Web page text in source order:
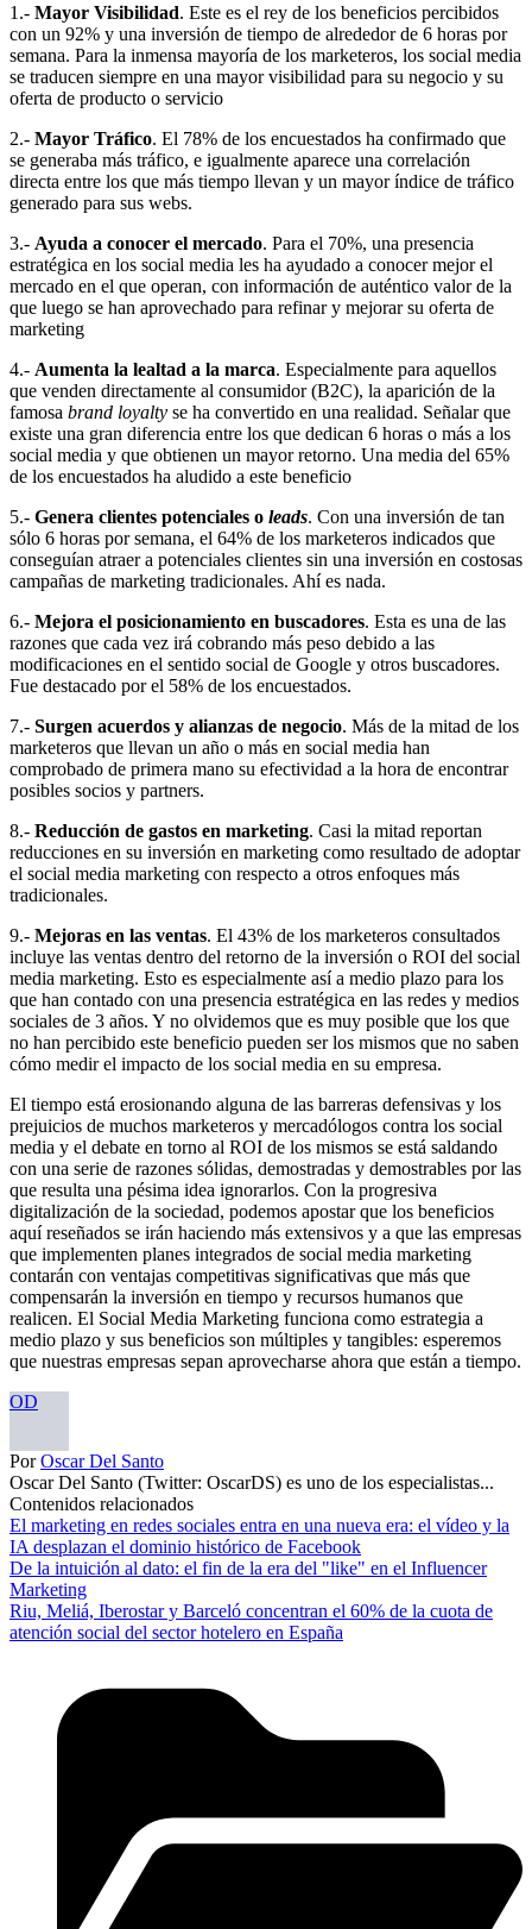
1.- Mayor Visibilidad. Este es el rey de los beneficios percibidos
con un 92% y una inversión de tiempo de alrededor de 6 horas por
semana. Para la inmensa mayoría de los marketeros, los social media
se traducen siempre en una mayor visibilidad para su negocio y su
oferta de producto o servicio
2.- Mayor Tráfico. El 78% de los encuestados ha confirmado que
se generaba más tráfico, e igualmente aparece una correlación
directa entre los que más tiempo llevan y un mayor índice de tráfico
generado para sus webs.
3.- Ayuda a conocer el mercado. Para el 70%, una presencia
estratégica en los social media les ha ayudado a conocer mejor el
mercado en el que operan, con información de auténtico valor de la
que luego se han aprovechado para refinar y mejorar su oferta de
marketing
4.- Aumenta la lealtad a la marca. Especialmente para aquellos
que venden directamente al consumidor (B2C), la aparición de la
famosa brand loyalty se ha convertido en una realidad. Señalar que
existe una gran diferencia entre los que dedican 6 horas o más a los
social media y que obtienen un mayor retorno. Una media del 65%
de los encuestados ha aludido a este beneficio
5.- Genera clientes potenciales o leads. Con una inversión de tan
sólo 6 horas por semana, el 64% de los marketeros indicados que
conseguían atraer a potenciales clientes sin una inversión en costosas
campañas de marketing tradicionales. Ahí es nada.
6.- Mejora el posicionamiento en buscadores. Esta es una de las
razones que cada vez irá cobrando más peso debido a las
modificaciones en el sentido social de Google y otros buscadores.
Fue destacado por el 58% de los encuestados.
7.- Surgen acuerdos y alianzas de negocio. Más de la mitad de los
marketeros que llevan un año o más en social media han
comprobado de primera mano su efectividad a la hora de encontrar
posibles socios y partners.
8.- Reducción de gastos en marketing. Casi la mitad reportan
reducciones en su inversión en marketing como resultado de adoptar
el social media marketing con respecto a otros enfoques más
tradicionales.
9.- Mejoras en las ventas. El 43% de los marketeros consultados
incluye las ventas dentro del retorno de la inversión o ROI del social
media marketing. Esto es especialmente así a medio plazo para los
que han contado con una presencia estratégica en las redes y medios
sociales de 3 años. Y no olvidemos que es muy posible que los que
no han percibido este beneficio pueden ser los mismos que no saben
cómo medir el impacto de los social media en su empresa.
El tiempo está erosionando alguna de las barreras defensivas y los
prejuicios de muchos marketeros y mercadólogos contra los social
media y el debate en torno al ROI de los mismos se está saldando
con una serie de razones sólidas, demostradas y demostrables por las
que resulta una pésima idea ignorarlos. Con la progresiva
digitalización de la sociedad, podemos apostar que los beneficios
aquí reseñados se irán haciendo más extensivos y a que las empresas
que implementen planes integrados de social media marketing
contarán con ventajas competitivas significativas que más que
compensarán la inversión en tiempo y recursos humanos que
realicen. El Social Media Marketing funciona como estrategia a
medio plazo y sus beneficios son múltiples y tangibles: esperemos
que nuestras empresas sepan aprovecharse ahora que están a tiempo.
OD
PorOscar Del Santo
Oscar Del Santo (Twitter: OscarDS) es uno de los especialistas...
Contenidos relacionados
El marketing en redes sociales entra en una nueva era: el vídeo y la
IA desplazan el dominio histórico de Facebook
De la intuición al dato: el fin de la era del "like" en el Influencer
Marketing
Riu, Meliá, Iberostar y Barceló concentran el 60% de la cuota de
atención social del sector hotelero en España